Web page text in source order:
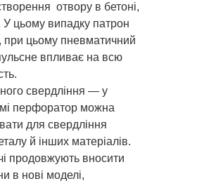
отвору в бетоні,
У цьому випадку патрон
при цьому пневматичний
впливає на всю
свердління — у
перфоратор можна
для свердління
й інших матеріалів.
продовжують вносити
в нові моделі,